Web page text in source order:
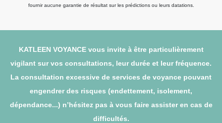
fournir aucune garantie de résultat sur les prédictions ou leurs datations.
KATLEEN VOYANCE vous invite à être particulièrement
vigilant sur vos consultations, leur durée et leur fréquence.
La consultation excessive de services de voyance pouvant
engendrer des risques (endettement, isolement,
dépendance...) n’hésitez pas à vous faire assister en cas de
difficultés.